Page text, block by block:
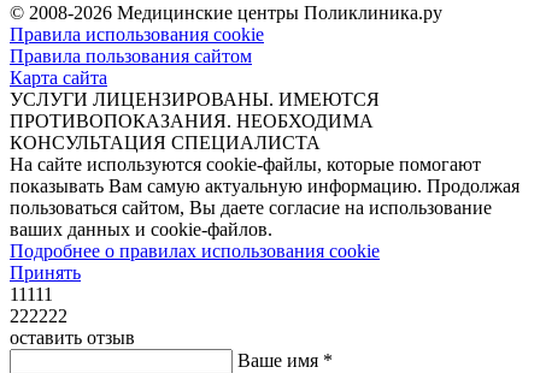
© 2008-2026 Медицинские центры Поликлиника.ру
Правила использования cookie
Правила пользования сайтом
Карта сайта
УСЛУГИ ЛИЦЕНЗИРОВАНЫ. ИМЕЮТСЯ
ПРОТИВОПОКАЗАНИЯ. НЕОБХОДИМА
КОНСУЛЬТАЦИЯ СПЕЦИАЛИСТА
На сайте используются cookie-файлы, которые помогают
показывать Вам самую актуальную информацию. Продолжая
пользоваться сайтом, Вы даете согласие на использование
ваших данных и cookie-файлов.
Подробнее о правилах использования cookie
Принять
11111
222222
оставить отзыв
Ваше имя *